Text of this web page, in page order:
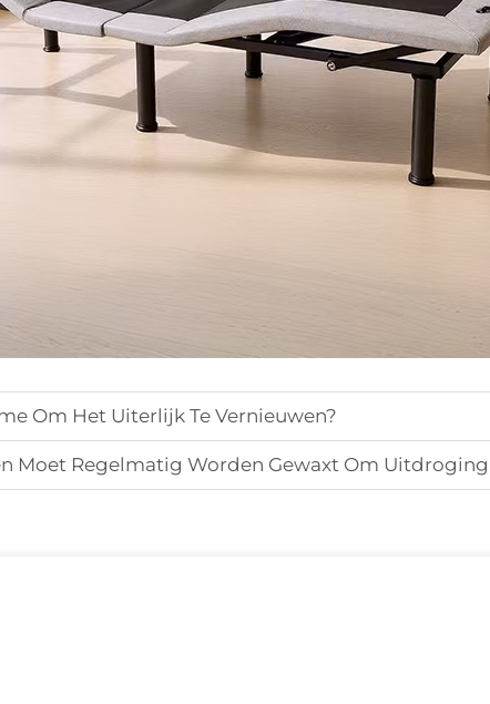
Om Het Uiterlijk Te Vernieuwen?
Moet Regelmatig Worden Gewaxt Om Uitdroging